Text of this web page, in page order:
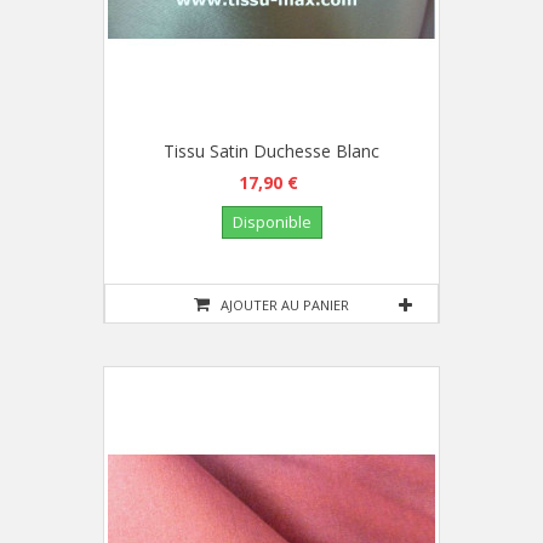
AJOUTER AU PANIER
Tissu Satin Duchesse Blanc
17,90 €
Disponible